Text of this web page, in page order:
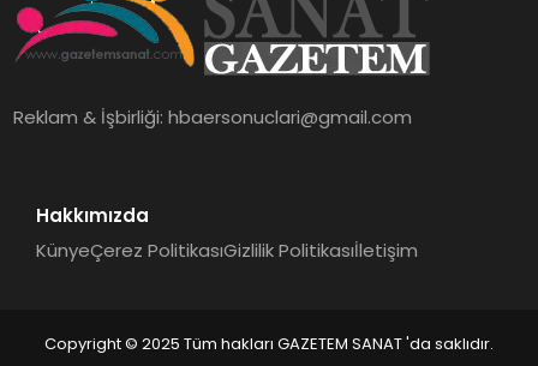
Reklam & İşbirliği:hbaersonuclari@gmail.com
Hakkımızda
KünyeÇerez PolitikasıGizlilik Politikasıİletişim
Copyright © 2025 Tüm hakları GAZETEM SANAT 'da saklıdır.